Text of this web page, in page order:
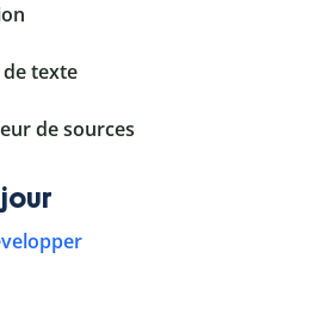
de texte
de sources